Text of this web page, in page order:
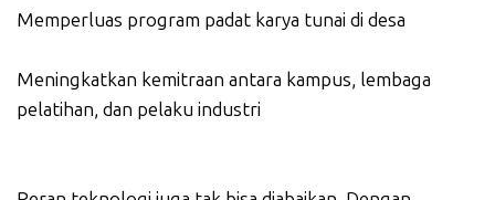
Memperluas program padat karya tunai di desa
Meningkatkan kemitraan antara kampus, lembaga
pelatihan, dan pelaku industri